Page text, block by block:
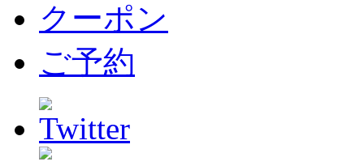
クーポン
ご予約